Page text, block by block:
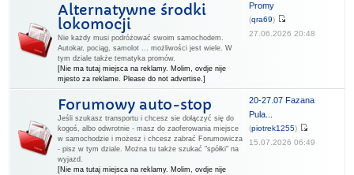
Alternatywne środki
lokomocji
Nie każdy musi podróżować swoim samochodem.
Autokar, pociąg, samolot ... możliwości jest wiele. W
tym dziale także tematyka promów.
[Nie ma tutaj miejsca na reklamy. Molim, ovdje nije
mjesto za reklame. Please do not advertise.]
Promy
(qra69)
27.06.2026 20:48
Forumowy auto-stop
Jeśli szukasz transportu i chcesz sie dołączyć się do
kogoś, albo odwrotnie - masz do zaoferowania miejsce
w samochodzie i możesz i chcesz zabrać Forumowicza
- pisz w tym dziale. Można tu także szukać "spółki" na
wyjazd.
[Nie ma tutaj miejsca na reklamy. Molim, ovdje nije
20-27.07 Fazana
Pula...
(piotrek1255)
15.07.2026 06:49